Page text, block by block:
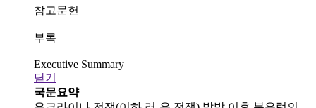
참고문헌
부록
Executive Summary
닫기
국문요약